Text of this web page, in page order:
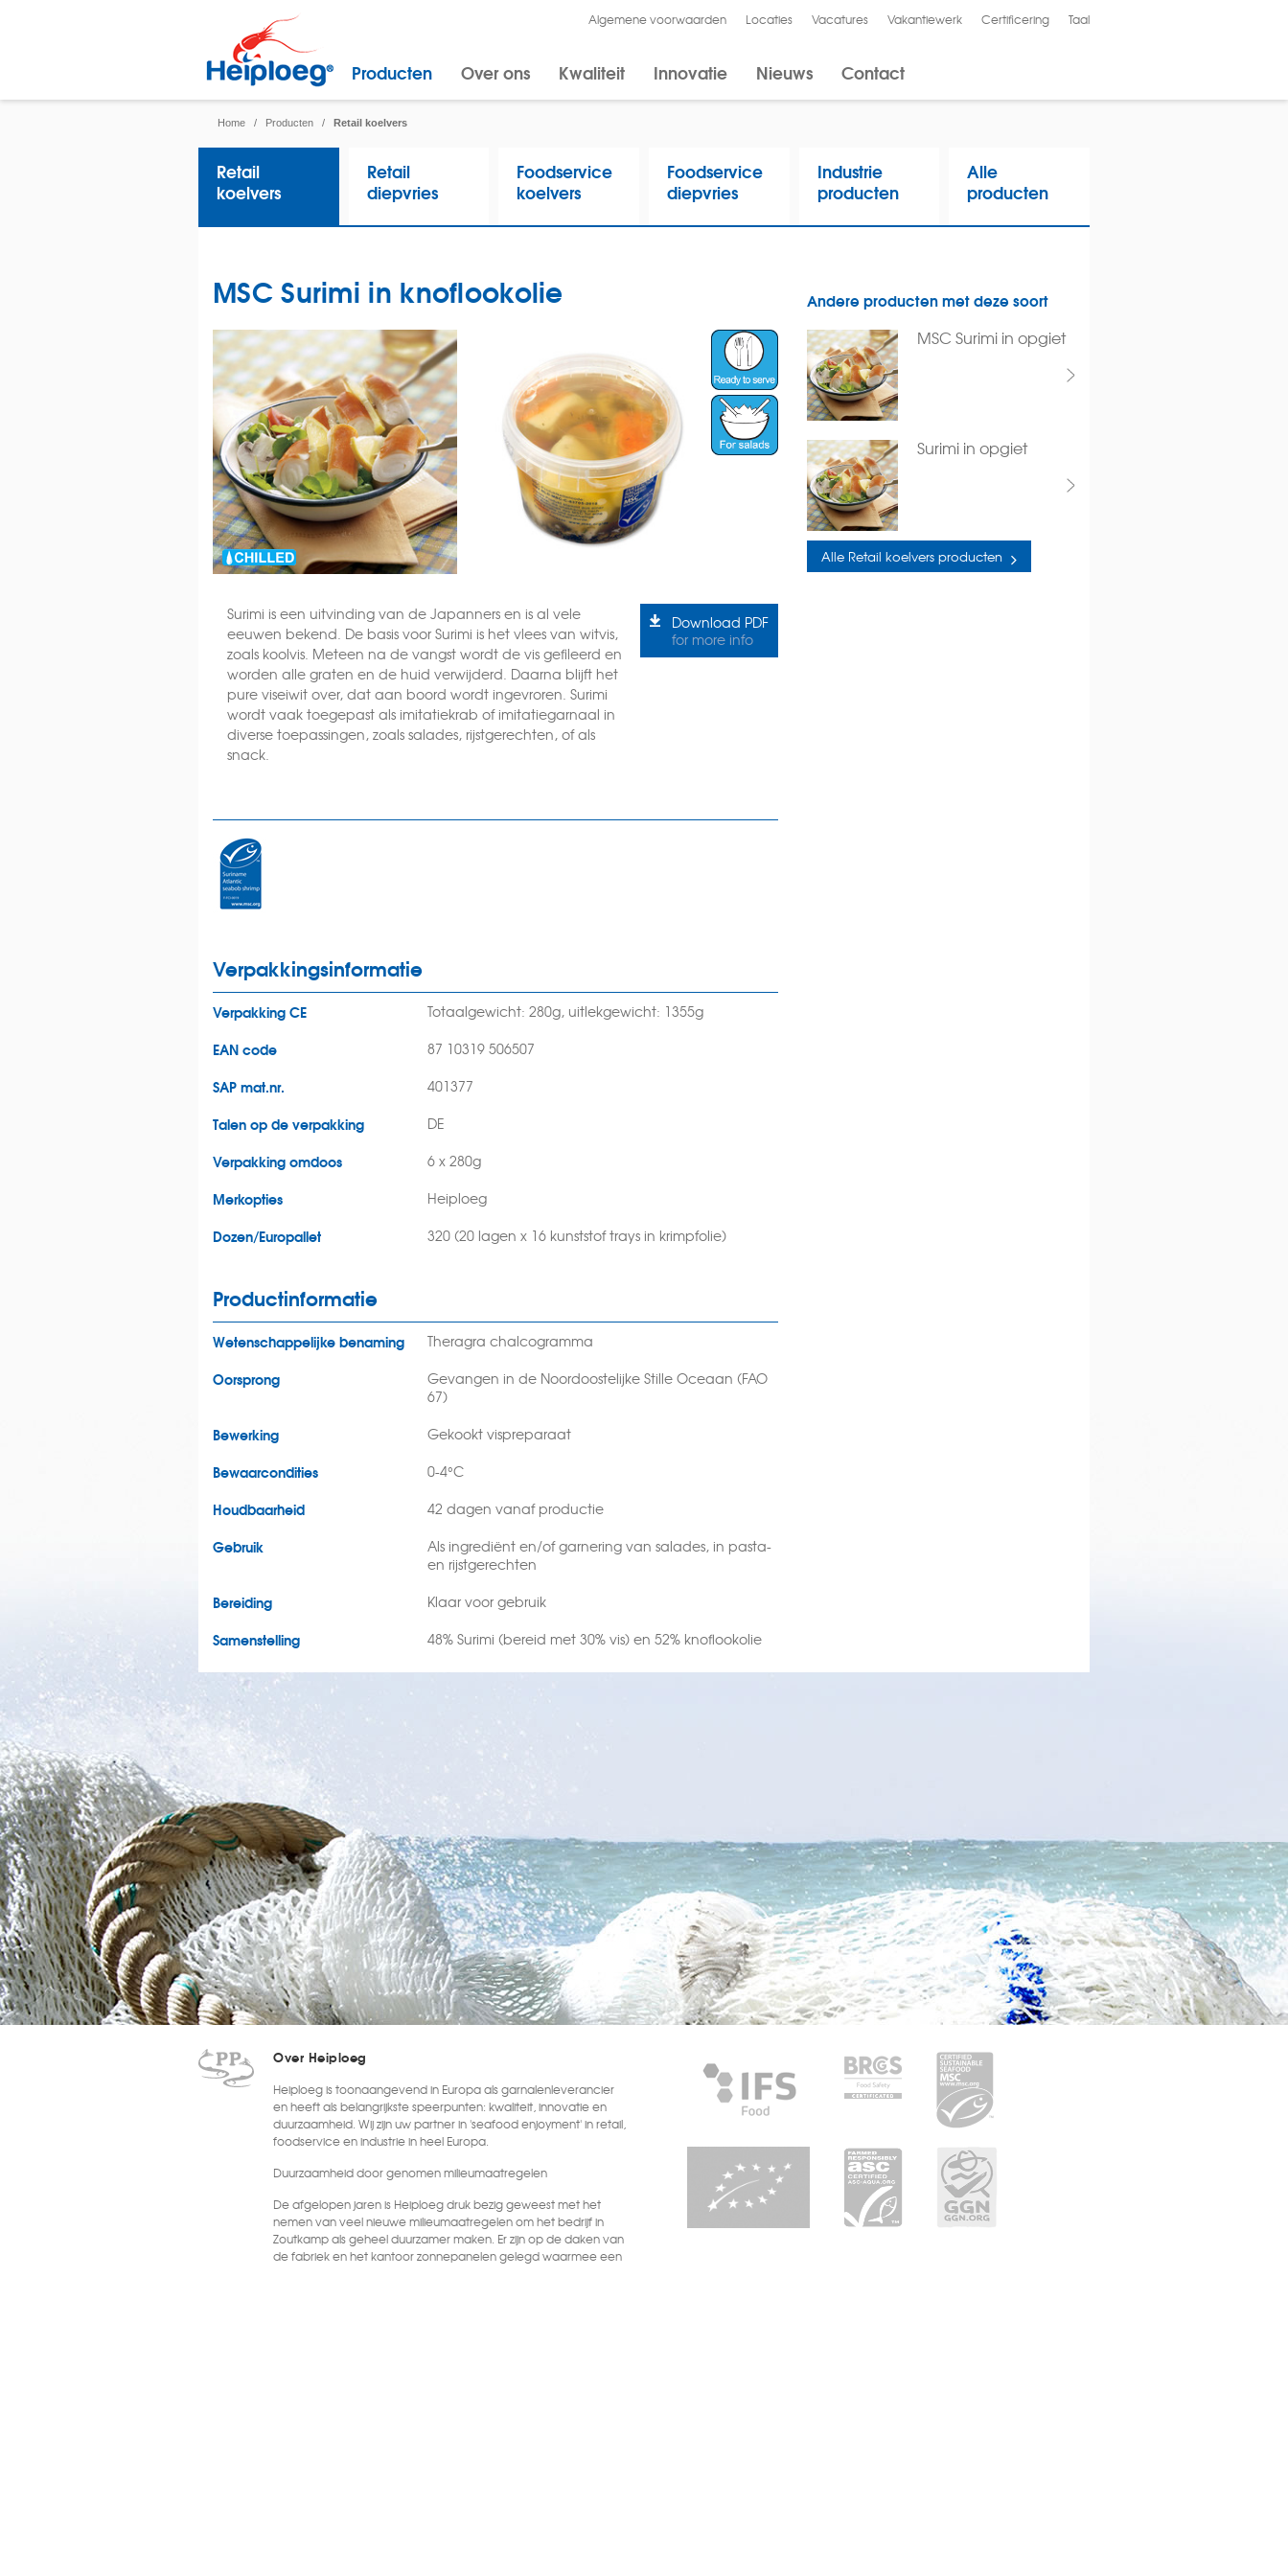
Algemene voorwaarden Locaties Vacatures Vakantiewerk Certificering
Taal
Producten Over ons Kwaliteit Innovatie Nieuws Contact
Home / Producten / Retail koelvers
Retail
koelvers
Retail
diepvries
Foodservice
koelvers
Foodservice
diepvries
Industrie
producten
Alle
producten
MSC Surimi in knoflookolie
Surimi is een uitvinding van de Japanners en is al vele
eeuwen bekend. De basis voor Surimi is het vlees van witvis,
zoals koolvis. Meteen na de vangst wordt de vis gefileerd en
worden alle graten en de huid verwijderd. Daarna blijft het
pure viseiwit over, dat aan boord wordt ingevroren. Surimi
wordt vaak toegepast als imitatiekrab of imitatiegarnaal in
diverse toepassingen, zoals salades, rijstgerechten, of als
snack.
Download PDF
for more info
Verpakkingsinformatie
Verpakking CE Totaalgewicht: 280g, uitlekgewicht: 1355g
EAN code 87 10319 506507
SAP mat.nr. 401377
Talen op de verpakking DE
Verpakking omdoos 6 x 280g
Merkopties Heiploeg
Dozen/Europallet 320 (20 lagen x 16 kunststof trays in krimpfolie)
Productinformatie
Wetenschappelijke benaming Theragra chalcogramma
Oorsprong
Gevangen in de Noordoostelijke Stille Oceaan (FAO
67)
Bewerking Gekookt vispreparaat
Bewaarcondities 0-4°C
Houdbaarheid 42 dagen vanaf productie
Gebruik
Als ingrediënt en/of garnering van salades, in pasta-
en rijstgerechten
Bereiding Klaar voor gebruik
Samenstelling 48% Surimi (bereid met 30% vis) en 52% knoflookolie
Andere producten met deze soort
MSC Surimi in opgiet
Surimi in opgiet
Alle Retail koelvers producten
Over Heiploeg
Heiploeg is toonaangevend in Europa als garnalenleverancier
en heeft als belangrijkste speerpunten: kwaliteit, innovatie en
duurzaamheid. Wij zijn uw partner in 'seafood enjoyment' in retail,
foodservice en industrie in heel Europa.
Duurzaamheid door genomen milieumaatregelen
De afgelopen jaren is Heiploeg druk bezig geweest met het
nemen van veel nieuwe milieumaatregelen om het bedrijf in
Zoutkamp als geheel duurzamer maken. Er zijn op de daken van
de fabriek en het kantoor zonnepanelen gelegd waarmee een